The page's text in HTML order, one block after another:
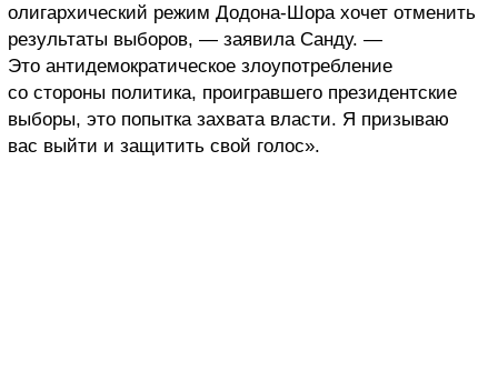
олигархический режим Додона-Шора хочет отменить
результаты выборов, — заявила Санду. —
Это антидемократическое злоупотребление
со стороны политика, проигравшего президентские
выборы, это попытка захвата власти. Я призываю
вас выйти и защитить свой голос».